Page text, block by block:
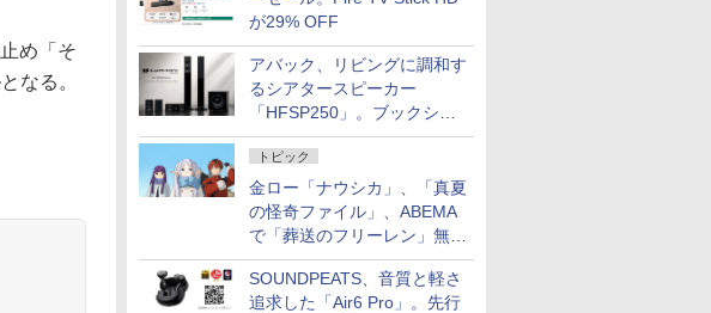
が29% OFF
アバック、リビングに調和す
るシアタースピーカー
「HFSP250」。ブックシェ
ルフはペア3万円以下
トピック
金ロー「ナウシカ」、「真夏
の怪奇ファイル」、ABEMA
で「葬送のフリーレン」無料
配信など。夏の特番・配信情
報
SOUNDPEATS、音質と軽さ
追求した「Air6 Pro」。先行
め「そ
なる。